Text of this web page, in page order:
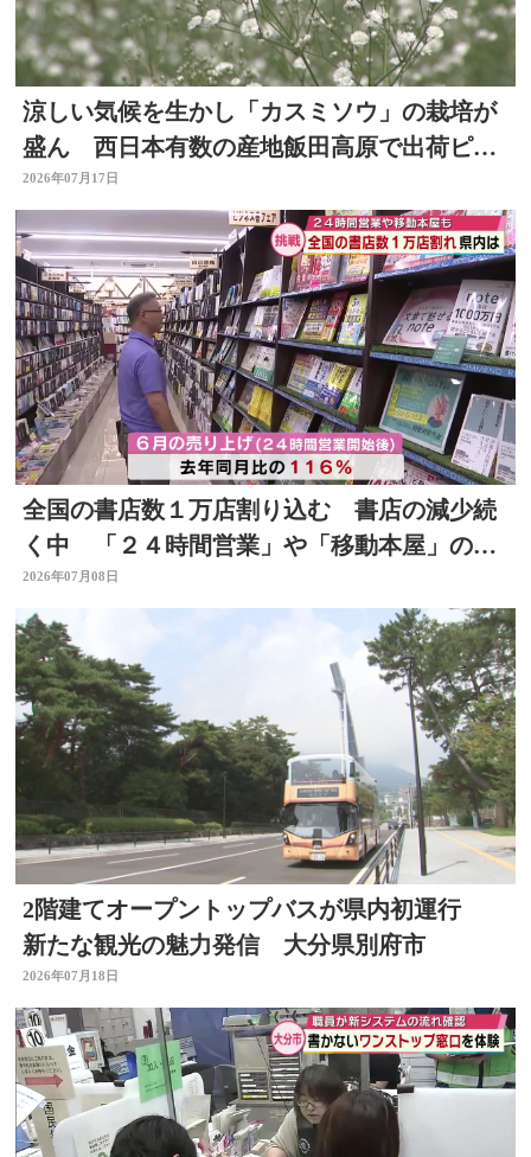
涼しい気候を生かし「カスミソウ」の栽培が
盛ん 西日本有数の産地飯田高原で出荷ピー
ク 大分県九重町
2026年07月17日
全国の書店数１万店割り込む 書店の減少続
く中 「２４時間営業」や「移動本屋」の取
り組みも 大分
2026年07月08日
2階建てオープントップバスが県内初運行
新たな観光の魅力発信 大分県別府市
2026年07月18日